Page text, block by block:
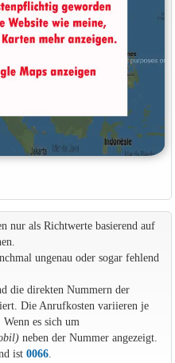
nur als Richtwerte basierend auf
ungenau oder sogar fehlend
die direkten Nummern der
Die Anrufkosten variieren je
es sich um
neben der Nummer angezeigt.
ist 0066.